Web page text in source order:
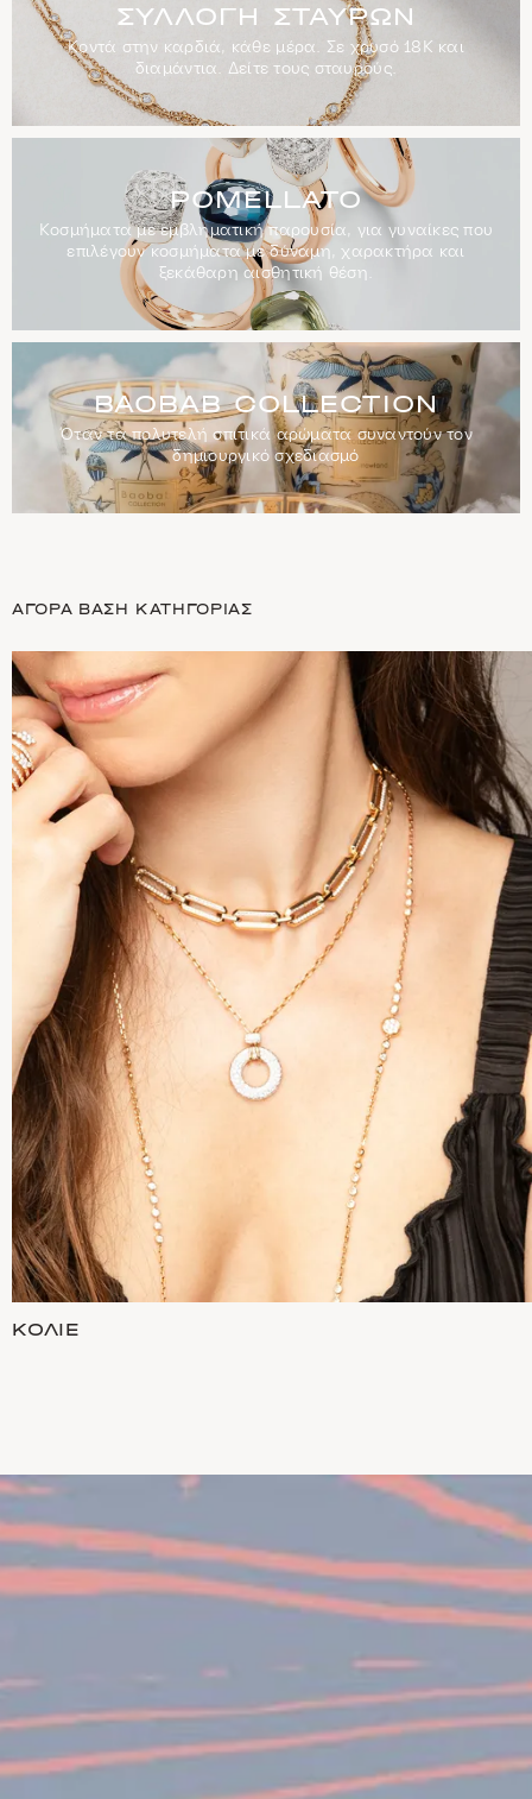
ΣΥΛΛΟΓΉ ΣΤΑΥΡΏΝ
Κοντά στην καρδιά, κάθε μέρα. Σε χρυσό 18Κ και
διαμάντια. Δείτε τους σταυρούς.
POMELLATO
Κοσμήματα με εμβληματική παρουσία, για γυναίκες που
επιλέγουν κοσμήματα με δύναμη, χαρακτήρα και
ξεκάθαρη αισθητική θέση.
Collection
BAOBAB COLLECTION
Όταν τα πολυτελή σπιτικά αρώματα συναντούν τον
δημιουργικό σχεδιασμό
ΑΓΟΡΆ ΒΆΣΗ ΚΑΤΗΓΟΡΊΑΣ
ΚΟΛΙΈ